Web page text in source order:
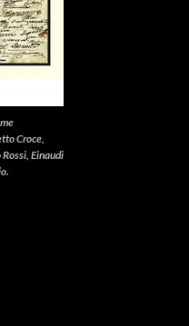
Croce,
Einaudi